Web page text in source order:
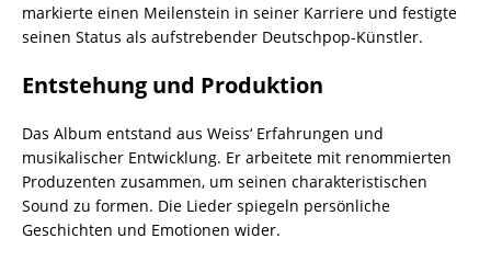
markierte einen Meilenstein in seiner Karriere und festigte
seinen Status als aufstrebender Deutschpop-Künstler.
Entstehung und Produktion
Das Album entstand aus Weiss‘ Erfahrungen und
musikalischer Entwicklung. Er arbeitete mit renommierten
Produzenten zusammen, um seinen charakteristischen
Sound zu formen. Die Lieder spiegeln persönliche
Geschichten und Emotionen wider.